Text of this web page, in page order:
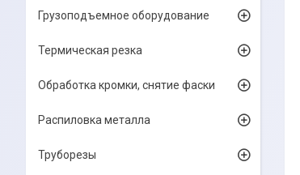
Грузоподъемное оборудование
Термическая резка
Обработка кромки, снятие фаски
Распиловка металла
Труборезы